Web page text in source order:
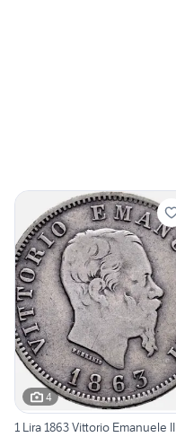
4
1 Lira 1863 Vittorio Emanuele II